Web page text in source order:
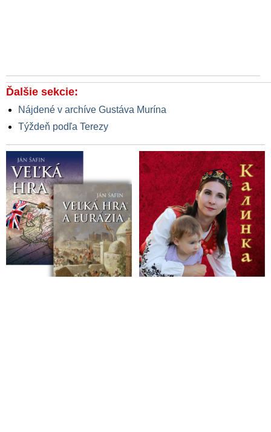
Ďalšie sekcie:
Nájdené v archíve Gustáva Murína
Týždeň podľa Terezy